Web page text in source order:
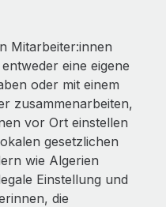
Mitarbeiter:innen
eine eigene
oder mit einem
zusammenarbeiten,
vor Ort einstellen
gesetzlichen
wie Algerien
Einstellung und
die